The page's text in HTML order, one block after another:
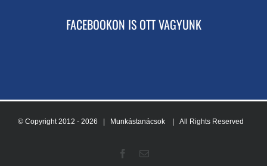
FACEBOOKON IS OTT VAGYUNK
© Copyright 2012 - 2026 | Munkástanácsok | All Rights Reserved
Facebook
Email